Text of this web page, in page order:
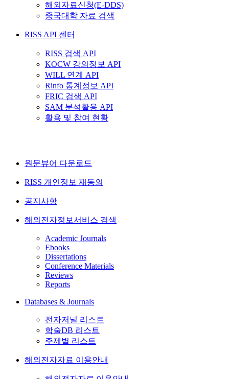
해외자료신청(E-DDS)
중국대학 자료 검색
RISS API 센터
RISS 검색 API
KOCW 강의정보 API
WILL 연계 API
Rinfo 통계정보 API
FRIC 검색 API
SAM 분석활용 API
활용 및 참여 현황
원문뷰어 다운로드
RISS 개인정보 재동의
공지사항
해외전자정보서비스 검색
Academic Journals
Ebooks
Dissertations
Conference Materials
Reviews
Reports
Databases & Journals
전자저널 리스트
학술DB 리스트
주제별 리스트
해외전자자료 이용안내